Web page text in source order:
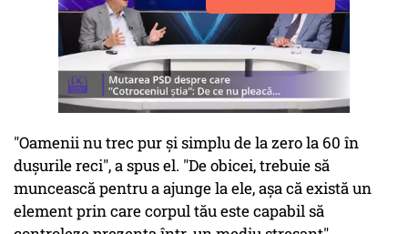
"Oamenii nu trec pur și simplu de la zero la 60 în
dușurile reci", a spus el. "De obicei, trebuie să
muncească pentru a ajunge la ele, așa că există un
element prin care corpul tău este capabil să